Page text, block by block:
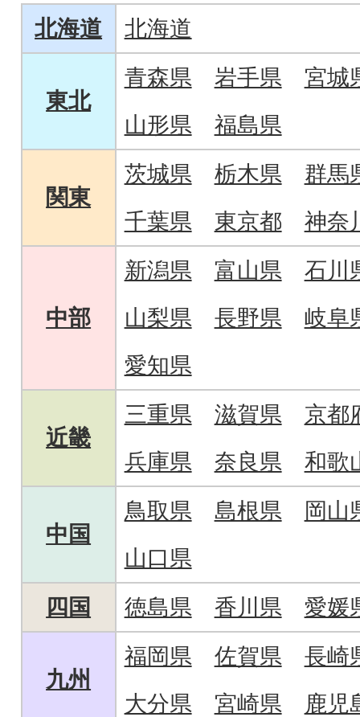
北海道 北海道
東北
青森県 岩手県
宮城
山形県
福島県
関東
茨城県 栃木県
群馬
千葉県
東京都 神奈
中部
新潟県 富山県
石川
山梨県
長野県
岐阜
愛知県
近畿
三重県 滋賀県
京都
兵庫県
奈良県 和歌
中国
鳥取県 島根県
岡山
山口県
四国
徳島県 香川県 愛媛
九州
福岡県 佐賀県
長崎
大分県
宮崎県
鹿児